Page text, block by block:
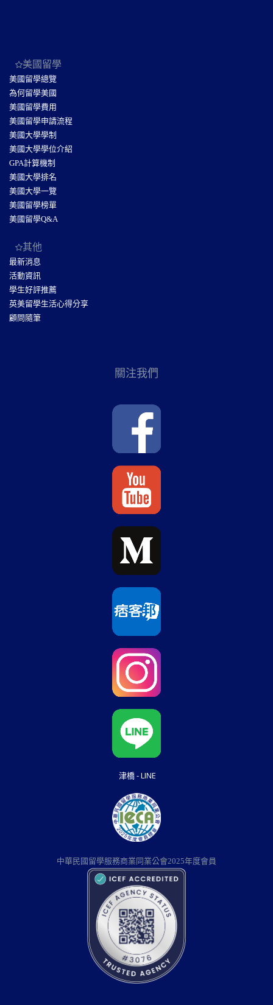
美國留學
美國留學總覽
為何留學美國
美國留學費用
美國留學申請流程
美國大學學制
美國大學學位介紹
GPA計算機制
美國大學排名
美國大學一覽
美國留學榜單
美國留學Q&A
其他
最新消息
活動資訊
學生好評推薦
英美留學生活心得分享
顧問隨筆
關注我們
津橋 - LINE
中華民國留學服務商業同業公會2025年度會員